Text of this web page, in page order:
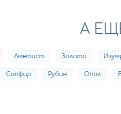
А
Аметист Золото
Сапфир Рубин Опал